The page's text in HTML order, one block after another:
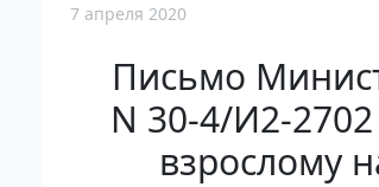
7 апреля 2020
Письмо
N 30-4/И2-
взрослому